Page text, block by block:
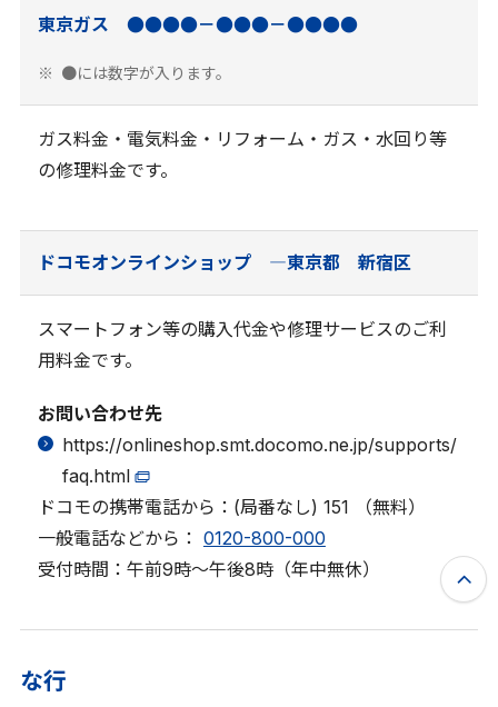
東京ガス ●●●●－●●●－●●●●
●には数字が入ります。
ガス料金・電気料金・リフォーム・ガス・水回り等
の修理料金です。
ドコモオンラインショップ ―東京都 新宿区
スマートフォン等の購入代金や修理サービスのご利
用料金です。
お問い合わせ先
https://onlineshop.smt.docomo.ne.jp/supports/
faq.html
ドコモの携帯電話から：(局番なし) 151 （無料）
一般電話などから： 0120-800-000
受付時間：午前9時～午後8時（年中無休）
な行